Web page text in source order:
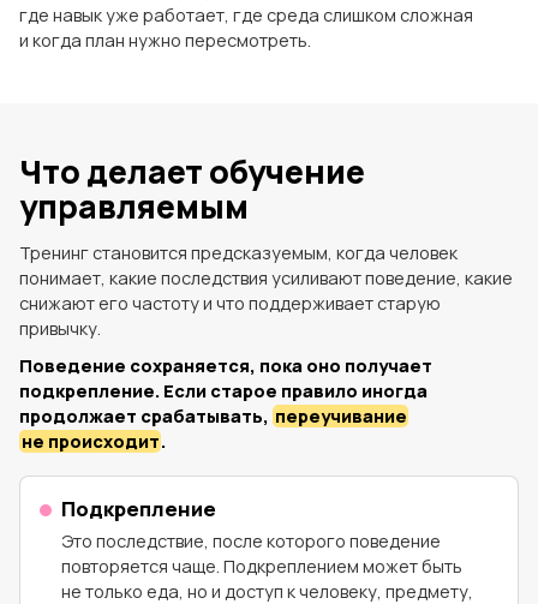
где навык уже работает, где среда слишком сложная
и когда план нужно пересмотреть.
Что делает обучение
управляемым
Тренинг становится предсказуемым, когда человек
понимает, какие последствия усиливают поведение, какие
снижают его частоту и что поддерживает старую
привычку.
Поведение сохраняется, пока оно получает
подкрепление. Если старое правило иногда
продолжает срабатывать, переучивание
не происходит.
Подкрепление
Это последствие, после которого поведение
повторяется чаще. Подкреплением может быть
не только еда, но и доступ к человеку, предмету,